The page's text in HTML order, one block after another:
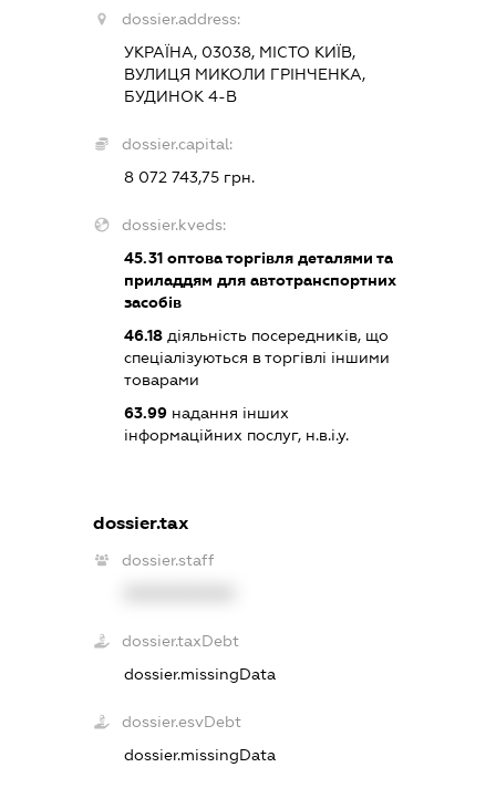
dossier.address:
УКРАЇНА, 03038, МІСТО КИЇВ,
ВУЛИЦЯ МИКОЛИ ГРІНЧЕНКА,
БУДИНОК 4-В
dossier.capital:
8 072 743,75 грн.
dossier.kveds:
45.31оптова торгівля деталями та
приладдям для автотранспортних
засобів
46.18діяльність посередників, що
спеціалізуються в торгівлі іншими
товарами
63.99надання інших
інформаційних послуг, н.в.і.у.
dossier.tax
dossier.staff
dossier.taxDebt
dossier.missingData
dossier.esvDebt
dossier.missingData